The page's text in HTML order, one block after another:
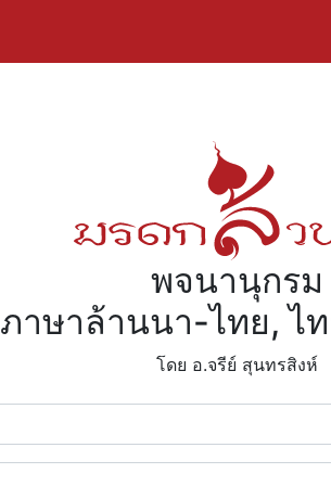
พจนานุกรม
ภาษาล้านนา-ไทย, ไ
โดย อ.จรีย์​ สุนทรสิงห์